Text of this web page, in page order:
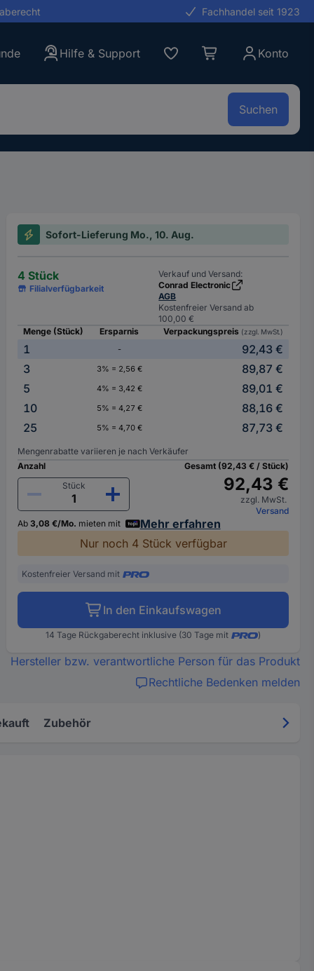
Fachhandel seit 1923
Hilfe & Support Konto
Suchen
Sofort-Lieferung Mo., 10. Aug.
4 Stück
Filialverfügbarkeit
Verkauf und Versand:
Conrad Electronic
AGB
Kostenfreier Versand ab
100,00 €
Menge (Stück)
Ersparnis Verpackungspreis (zzgl. MwSt.)
1 -
92,43 €
3
3% = 2,56 €
89,87 €
5
4% = 3,42 €
89,01 €
10
5% = 4,27 €
88,16 €
25
5% = 4,70 € 87,73 €
Mengenrabatte variieren je nach Verkäufer
Anzahl
Stück
Gesamt (92,43 € / Stück)
92,43 €
zzgl. MwSt.
Versand
Ab 3,08 €/Mo. mieten mit
Mehr erfahren
Nur noch 4 Stück verfügbar
Kostenfreier Versand mit
In den Einkaufswagen
14 Tage Rückgaberecht inklusive (30 Tage mit )
Hersteller bzw. verantwortliche Person für das Produkt
Rechtliche Bedenken melden
Zubehör